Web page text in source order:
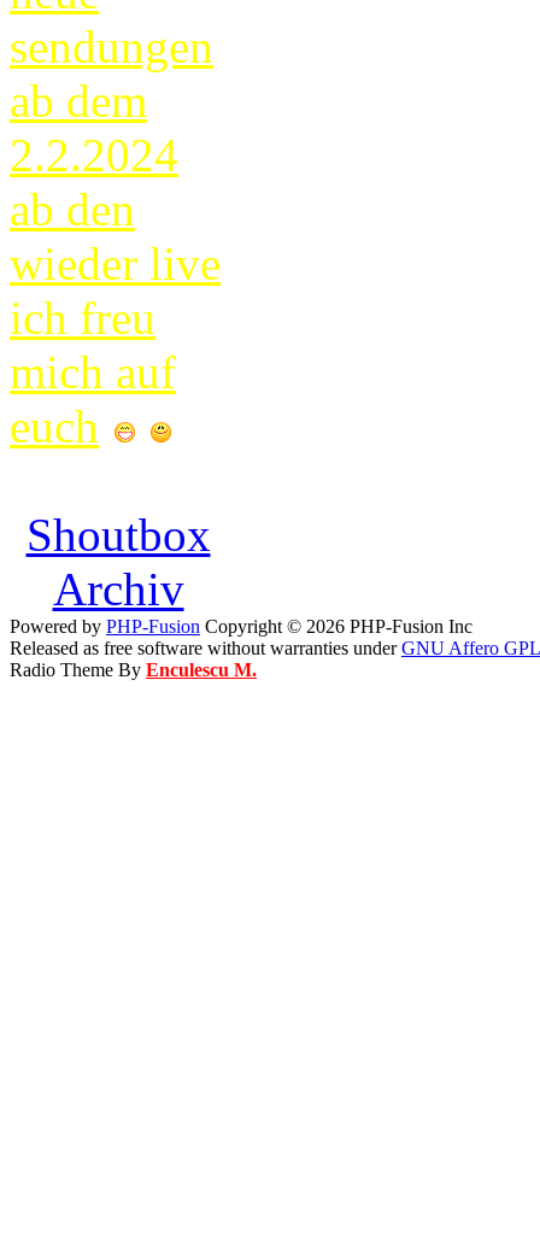
sendungen
ab dem
2.2.2024
ab den
wieder live
ich freu
mich auf
euch
Shoutbox
Archiv
Powered by PHP-Fusion Copyright © 2026 PHP-Fusion Inc
Released as free software without warranties underGNU Affero GPL
Radio Theme By Enculescu M.